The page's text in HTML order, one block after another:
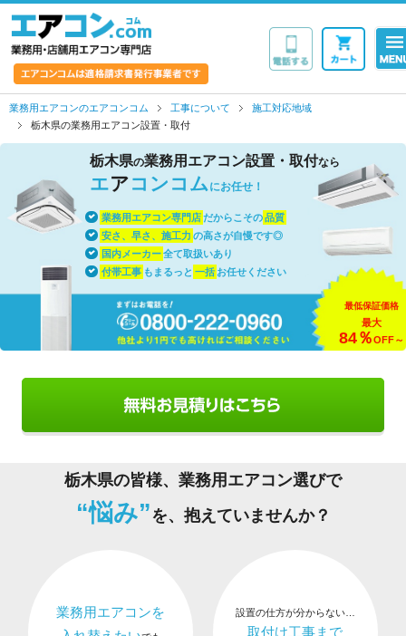
業務用エアコンのエアコンコム 工事について
施工対応地域
栃木県の業務用エアコン設置・取付
栃木県の業務用エアコン設置・取付なら
エアコンコム にお任せ！
業務用エアコン専門店だからこその品質
安さ、早さ、施工力 の高さが自慢です◎
国内メーカー全て取扱いあり
付帯工事 もまるっと 一括 お任せください
最低保証価格
最大
84％OFF～
栃木県の皆様、業務用エアコン選びで
“悩み” を、抱えていませんか？
業務用エアコンを
設置の仕方が分からない…
取付け工事まで